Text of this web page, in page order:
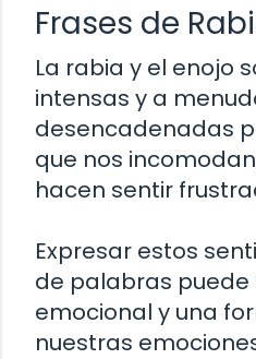
Frases de
La rabia y el enojo
intensas y a
desencadenadas
que nos
hacen sentir
Expresar estos
de palabras puede
emocional y una
nuestras